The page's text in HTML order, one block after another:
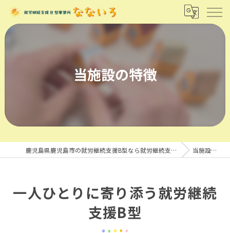
当施設の特徴
鹿児島県鹿児島市の就労継続支援B型なら就労継続支援B型事業所 なないろ 当施設の特徴
一人ひとりに寄り添う就労継続
支援B型